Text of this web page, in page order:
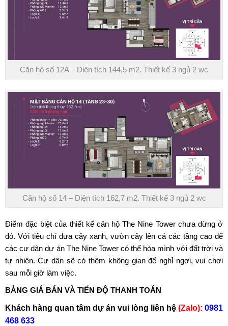
Căn hộ số 12A – Diện tích 144,5 m2. Thiết kế 3 ngủ 2 wc
Căn hộ số 14 – Diện tích 162,7 m2. Thiết kế 3 ngủ 2 wc
Điểm đặc biệt của thiết kế căn hộ The Nine Tower chưa dừng ở
đó. Với tiêu chí đưa cây xanh, vườn cây lên cả các tầng cao để
các cư dân dự án The Nine Tower có thể hòa mình với đất trời và
tự nhiên. Cư dân sẽ có thêm không gian để nghỉ ngơi, vui chơi
sau mỗi giờ làm việc.
BẢNG GIÁ BÁN VÀ TIẾN ĐỘ THANH TOÁN
Khách hàng quan tâm dự án vui lòng liên hệ (Zalo): 0981
468 633